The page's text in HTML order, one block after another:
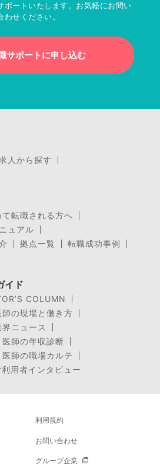
ポートいたします。お気軽にお問い
わせください。
サポートに申し込む
人から探す
て転職される方へ
ュアル
拠点一覧
転職成功事例
イド
COLUMN
師の現場と働き方
界ニュース
医師の年収診断
医師の職場カルテ
用者インタビュー
利用規約
お問い合わせ
グループ企業